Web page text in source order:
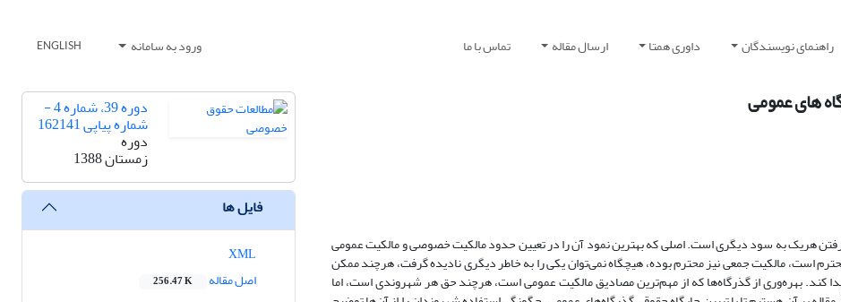
راهنمای نویسندگان داوری همتا ارسال مقاله تماس با ما ورود به سامانه ENGLISH
های عمومی‌
هریک‌ به‌ سود دیگری‌ است‌. اصلی‌ که‌ بهترین‌ نمود آن‌ را در تعیین‌ حدود مالکیت‌ خصوصی‌ و مالکیت‌ عمومی‌
است‌، مالکیت‌ جمعی‌ نیز محترم‌ بوده‌، هیچگاه‌ نمی‌توان‌ یکی‌ را به‌ خاطر دیگری‌ نادیده‌ گرفت‌، هرچند ممکن‌
بهره‌وری‌ از گذرگاه‌ها که‌ از مهم‌ترین‌ مصادیق‌ مالکیت ‌عمومی‌ است‌، هرچند حق‌ هر شهروندی‌ است‌، اما
دوره 39، شماره 4 -
شماره پیاپی 162141
دوره
زمستان 1388
فایل ها
اصل مقاله
256.47 K